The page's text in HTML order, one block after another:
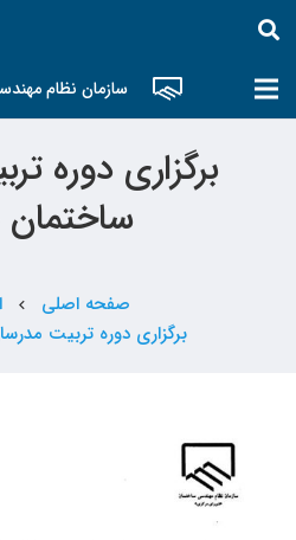
سازمان نظام
برگزاری دوره
ساختمان
صفحه اصلی chevron_left
برگزاری دوره تربیت